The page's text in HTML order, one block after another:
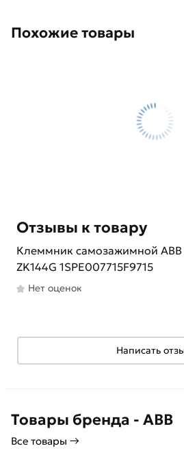
Похожие товары
Отзывы к товару
Клеммник самозажимной ABB
ZK144G 1SPE007715F9715
Нет оценок
Написать
Товары бренда - ABB
Все товары →